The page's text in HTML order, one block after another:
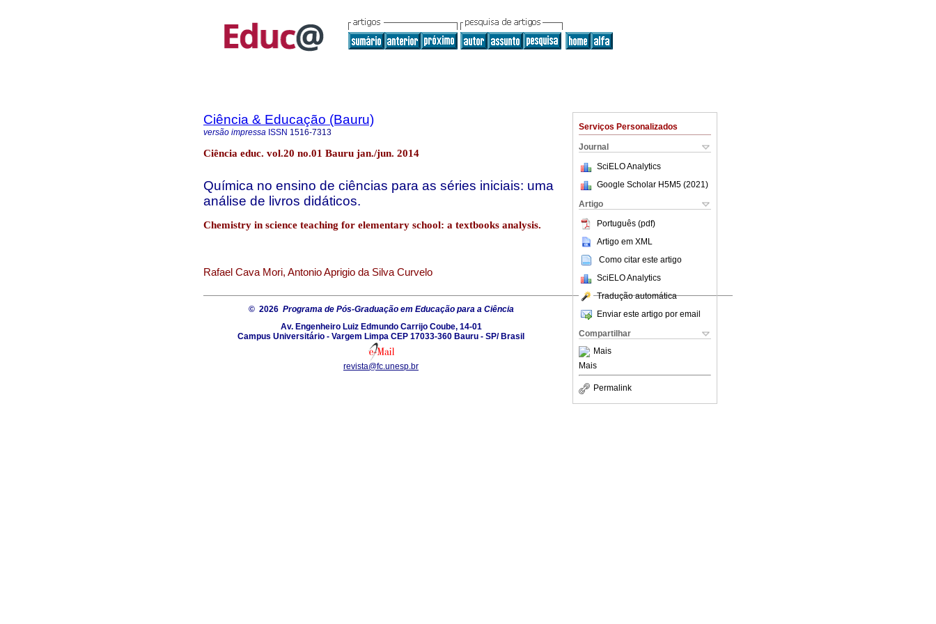
Serviços Personalizados
Journal
SciELO Analytics
Google Scholar H5M5 (2021 )
Artigo
Português (pdf)
Artigo em XML
Como citar este artigo
SciELO Analytics
Tradução automática
Enviar este artigo por email
Compartilhar
Mais
Mais
Permalink
Ciência & Educação (Bauru)
versão impressa ISSN 1516-7313
Ciência educ. vol.20 no.01 Bauru jan./jun. 2014
Química no ensino de ciências para as séries iniciais: uma
análise de livros didáticos.
Chemistry in science teaching for elementary school: a textbooks analysis.
Rafael Cava Mori, Antonio Aprigio da Silva Curvelo
© 2026 Programa de Pós-Graduação em Educação para a Ciência
Av. Engenheiro Luiz Edmundo Carrijo Coube, 14-01
Campus Universitário - Vargem Limpa CEP 17033-360 Bauru - SP/ Brasil
revista@fc.unesp.br